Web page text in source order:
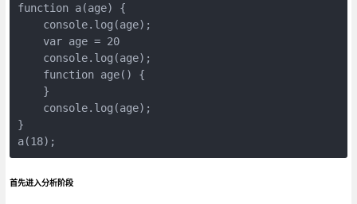
function a(age) {
    console.log(age);
    var age = 20
    console.log(age);
    function age() {
    }
    console.log(age);
}
a(18);
首先进入分析阶段